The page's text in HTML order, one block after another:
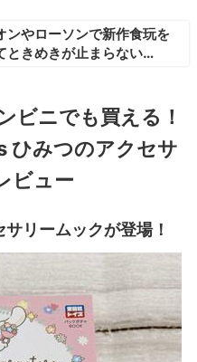
ンやローソンで新作食玩を
ときめきが止まらない…
ビニでも買える！
ひみつのアクセサ
ビュー
リームックが登場！